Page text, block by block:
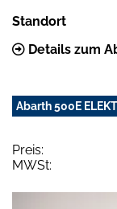
Standort
Details zum
Abarth 500E
Preis:
MWSt: